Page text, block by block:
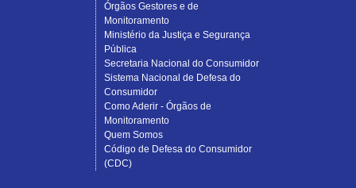
Órgãos Gestores e de
Monitoramento
Ministério da Justiça e Segurança
Pública
Secretaria Nacional do Consumidor
Sistema Nacional de Defesa do
Consumidor
Como Aderir - Órgãos de
Monitoramento
Quem Somos
Código de Defesa do Consumidor
(CDC)